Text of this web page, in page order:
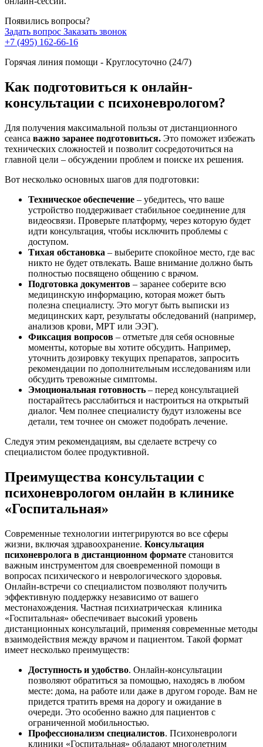
Появились вопросы?
Задать вопрос Заказать звонок
+7 (495) 162-66-16
Горячая линия помощи - Круглосуточно (24/7)
Как подготовиться к онлайн-
консультации с психоневрологом?
Для получения максимальной пользы от дистанционного
сеанса важно заранее подготовиться. Это поможет избежать
технических сложностей и позволит сосредоточиться на
главной цели – обсуждении проблем и поиске их решения.
Вот несколько основных шагов для подготовки:
Техническое обеспечение – убедитесь, что ваше
устройство поддерживает стабильное соединение для
видеосвязи. Проверьте платформу, через которую будет
идти консультация, чтобы исключить проблемы с
доступом.
Тихая обстановка – выберите спокойное место, где вас
никто не будет отвлекать. Ваше внимание должно быть
полностью посвящено общению с врачом.
Подготовка документов – заранее соберите всю
медицинскую информацию, которая может быть
полезна специалисту. Это могут быть выписки из
медицинских карт, результаты обследований (например,
анализов крови, МРТ или ЭЭГ).
Фиксация вопросов – отметьте для себя основные
моменты, которые вы хотите обсудить. Например,
уточнить дозировку текущих препаратов, запросить
рекомендации по дополнительным исследованиям или
обсудить тревожные симптомы.
Эмоциональная готовность – перед консультацией
постарайтесь расслабиться и настроиться на открытый
диалог. Чем полнее специалисту будут изложены все
детали, тем точнее он сможет подобрать лечение.
Следуя этим рекомендациям, вы сделаете встречу со
специалистом более продуктивной.
Преимущества консультации с
психоневрологом онлайн в клинике
«Госпитальная»
Современные технологии интегрируются во все сферы
жизни, включая здравоохранение. Консультация
психоневролога в дистанционном формате становится
важным инструментом для своевременной помощи в
вопросах психического и неврологического здоровья.
Онлайн-встречи со специалистом позволяют получить
эффективную поддержку независимо от вашего
местонахождения. Частная психиатрическая клиника
«Госпитальная» обеспечивает высокий уровень
дистанционных консультаций, применяя современные методы
взаимодействия между врачом и пациентом. Такой формат
имеет несколько преимуществ:
Доступность и удобство. Онлайн-консультации
позволяют обратиться за помощью, находясь в любом
месте: дома, на работе или даже в другом городе. Вам не
придется тратить время на дорогу и ожидание в
очереди. Это особенно важно для пациентов с
ограниченной мобильностью.
Профессионализм специалистов. Психоневрологи
клиники «Госпитальная» обладают многолетним